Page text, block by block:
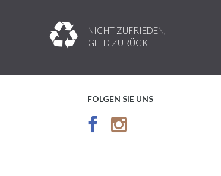
NICHT ZUFRIEDEN,
GELD ZURÜCK
FOLGEN SIE UNS